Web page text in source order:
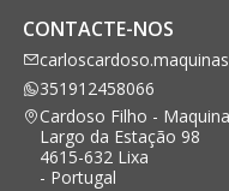
CONTACTE-NOS
351912458066
Cardoso Filho -
Largo da Estação 98
4615-632 Lixa
- Portugal